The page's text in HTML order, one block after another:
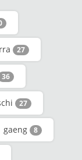
27
36
27
gaeng 8